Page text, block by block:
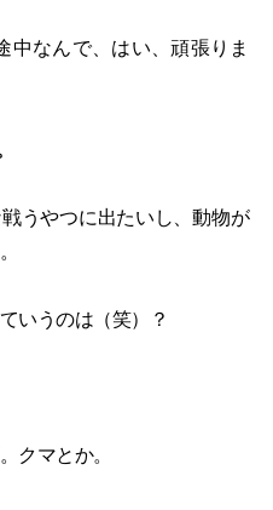
中なんで、はい、頑張りま
うやつに出たいし、動物が
いうのは（笑）？
クマとか。